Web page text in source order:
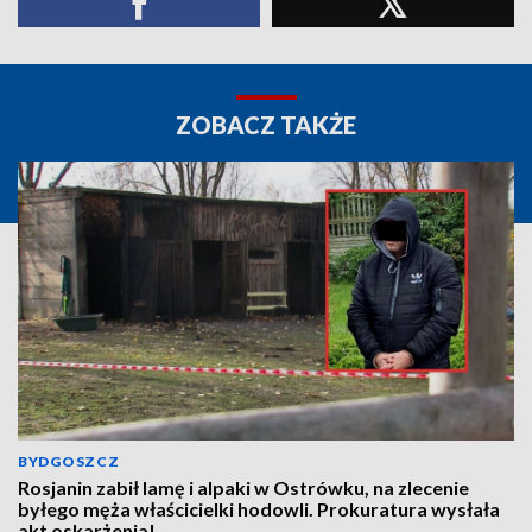
ZOBACZ TAKŻE
BYDGOSZCZ
Rosjanin zabił lamę i alpaki w Ostrówku, na zlecenie
byłego męża właścicielki hodowli. Prokuratura wysłała